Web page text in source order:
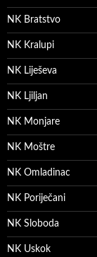
NK Bratstvo
NK Kralupi
NK Liješeva
NK Ljiljan
NK Monjare
NK Moštre
NK Omladinac
NK Poriječani
NK Sloboda
NK Uskok